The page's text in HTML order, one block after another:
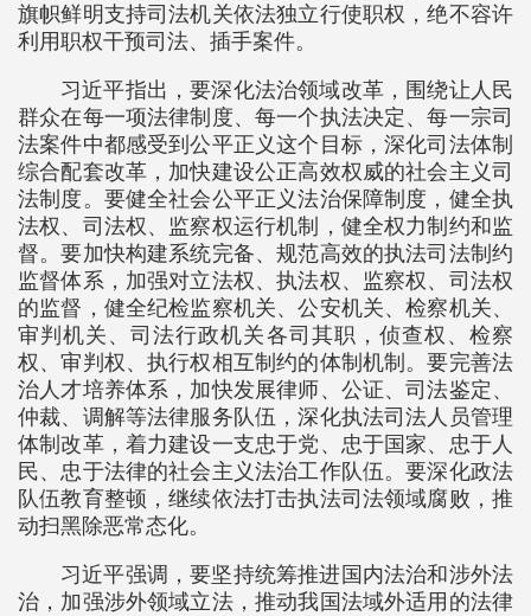
旗帜鲜明支持司法机关依法独立行使职权，绝不容许
利用职权干预司法、插手案件。
习近平指出，要深化法治领域改革，围绕让人民
群众在每一项法律制度、每一个执法决定、每一宗司
法案件中都感受到公平正义这个目标，深化司法体制
综合配套改革，加快建设公正高效权威的社会主义司
法制度。要健全社会公平正义法治保障制度，健全执
法权、司法权、监察权运行机制，健全权力制约和监
督。要加快构建系统完备、规范高效的执法司法制约
监督体系，加强对立法权、执法权、监察权、司法权
的监督，健全纪检监察机关、公安机关、检察机关、
审判机关、司法行政机关各司其职，侦查权、检察
权、审判权、执行权相互制约的体制机制。要完善法
治人才培养体系，加快发展律师、公证、司法鉴定、
仲裁、调解等法律服务队伍，深化执法司法人员管理
体制改革，着力建设一支忠于党、忠于国家、忠于人
民、忠于法律的社会主义法治工作队伍。要深化政法
队伍教育整顿，继续依法打击执法司法领域腐败，推
动扫黑除恶常态化。
习近平强调，要坚持统筹推进国内法治和涉外法
治，加强涉外领域立法，推动我国法域外适用的法律